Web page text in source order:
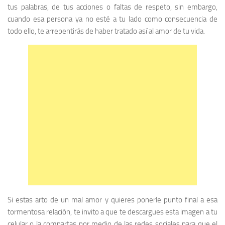
tus palabras, de tus acciones o faltas de respeto, sin embargo,
cuando esa persona ya no esté a tu lado como consecuencia de
todo ello, te arrepentirás de haber tratado así al amor de tu vida.
Si estas arto de un mal amor y quieres ponerle punto final a esa
tormentosa relación, te invito a que te descargues esta imagen a tu